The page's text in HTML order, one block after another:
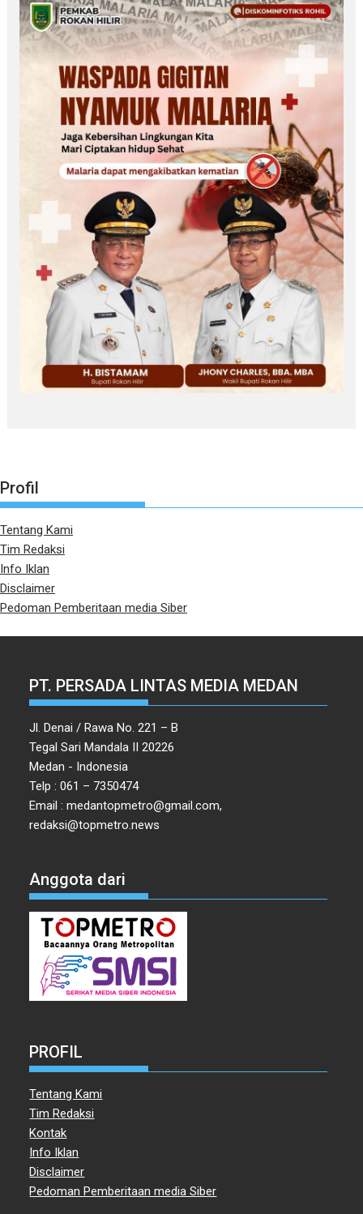
Profil
Tentang Kami
Tim Redaksi
Info Iklan
Disclaimer
Pedoman Pemberitaan media Siber
PT. PERSADA LINTAS MEDIA MEDAN
Jl. Denai / Rawa No. 221 – B
Tegal Sari Mandala II 20226
Medan - Indonesia
Telp : 061 – 7350474
Email : medantopmetro@gmail.com,
redaksi@topmetro.news
Anggota dari
PROFIL
Tentang Kami
Tim Redaksi
Kontak
Info Iklan
Disclaimer
Pedoman Pemberitaan media Siber